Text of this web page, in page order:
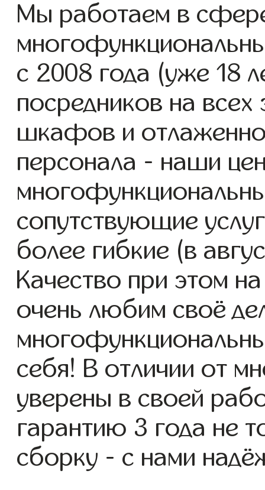
Мы работаем в
с 2008 года (уже 18
посредников на всех
шкафов и
персонала - наши
сопутствующие
более гибкие (в
Качество при этом
очень любим своё
себя! В отличии от
уверены в своей
гарантию 3 года не
сборку - с нами